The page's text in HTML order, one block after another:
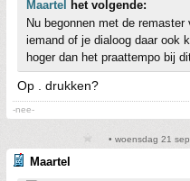
Maartel
het volgende:
Nu begonnen met de
iemand of je dialoog daar ook
hoger dan het praattempo bij
Op . drukken?
-nee-
• woensdag 21
Maartel